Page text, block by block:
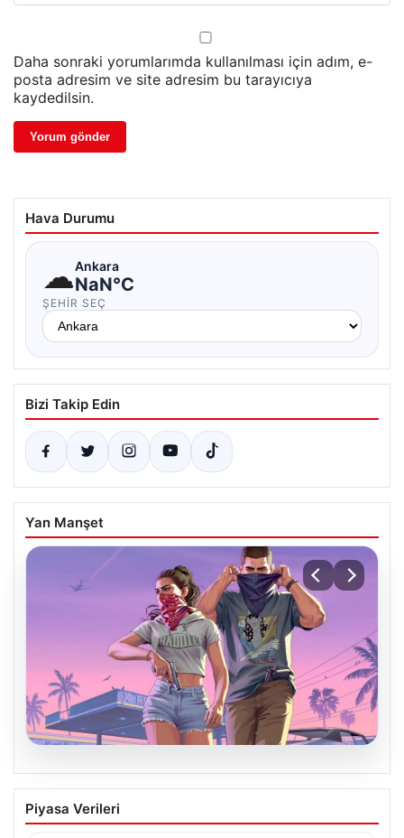
Daha sonraki yorumlarımda kullanılması için adım, e-
posta adresim ve site adresim bu tarayıcıya
kaydedilsin.
Hava Durumu
☁Ankara
NaN°C
ŞEHIR SEÇ
Bizi Takip Edin
Yan Manşet
GTA 6’nın oynanış videosu 27
Ağustos’ta Netflix’te yayınlanacak
Piyasa Verileri